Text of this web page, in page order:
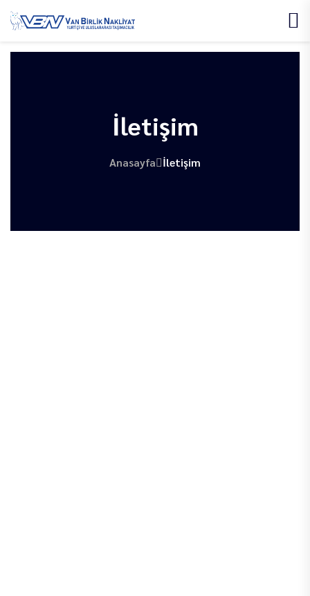
İletişim
Anasayfa İletişim